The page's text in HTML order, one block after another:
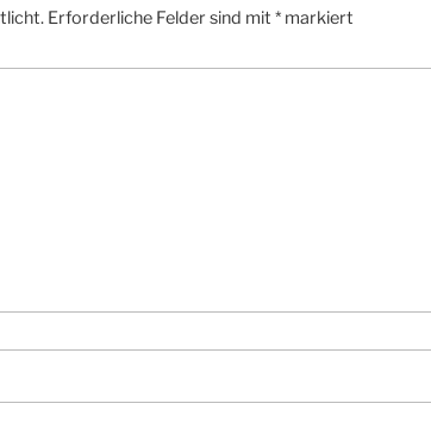
Erforderliche Felder sind mit* markiert